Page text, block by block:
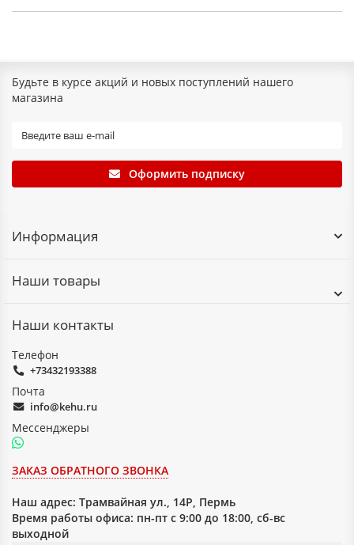
Будьте в курсе акций и новых поступлений нашего
магазина
Оформить подписку
Информация
Наши товары
Наши контакты
Телефон
+73432193388
Почта
info@kehu.ru
Мессенджеры
ЗАКАЗ ОБРАТНОГО ЗВОНКА
Наш адрес: Трамвайная ул., 14Р, Пермь
Время работы офиса: пн-пт с 9:00 до 18:00, сб-вс
выходной